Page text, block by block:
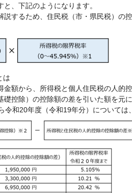
、下記のようになります。
説するため、住民税（市・県民税）の
は
金額から、所得税と個人住民税の人的
礎控除）の控除額の差を引いた額を元
令和20年度（令和19年分）について